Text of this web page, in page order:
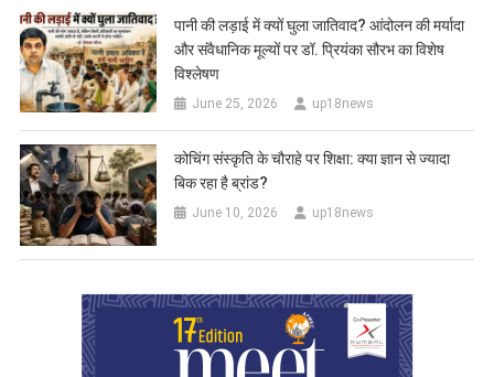
पानी की लड़ाई में क्यों घुला जातिवाद? आंदोलन की मर्यादा
और संवैधानिक मूल्यों पर डॉ. प्रियंका सौरभ का विशेष
विश्लेषण
June 25, 2026 up18news
कोचिंग संस्कृति के चौराहे पर शिक्षा: क्या ज्ञान से ज्यादा
बिक रहा है ब्रांड?
June 10, 2026 up18news